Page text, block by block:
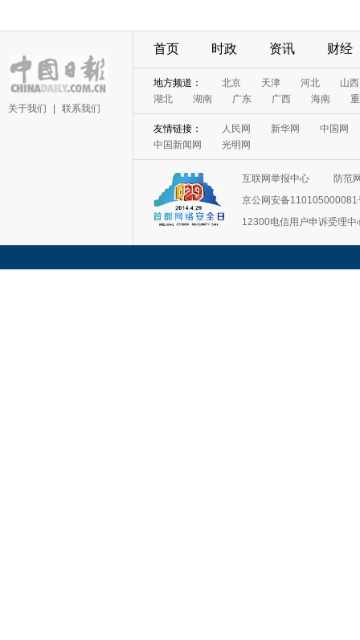
关于我们 联系我们
首页 时政 资讯 财经
地方频道： 北京 天津 河北
山西
湖北
湖南 广东 广西 海南
友情链接： 人民网 新华网
中国网
中国新闻网
光明网
互联网举报中心
防范
京公网安备110105000081
12300电信用户申诉受理中